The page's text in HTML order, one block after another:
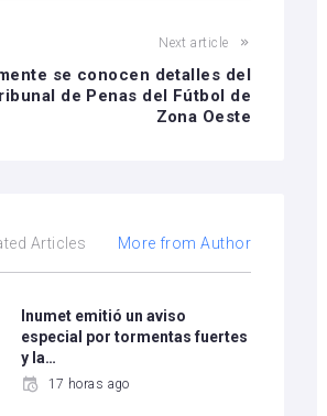
Next article
se conocen detalles del
de Penas del Fútbol de
Zona Oeste
Articles More from Author
Inumet emitió un aviso
especial por tormentas fuertes
y la…
17 horas ago